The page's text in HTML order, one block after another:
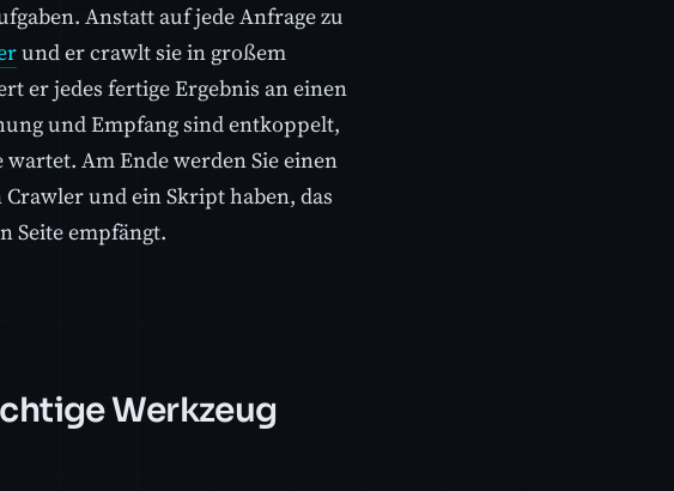
Anstatt auf jede Anfrage zu
und er crawlt sie in großem
er jedes fertige Ergebnis an einen
und Empfang sind entkoppelt,
Am Ende werden Sie einen
und ein Skript haben, das
Seite empfängt.
Werkzeug